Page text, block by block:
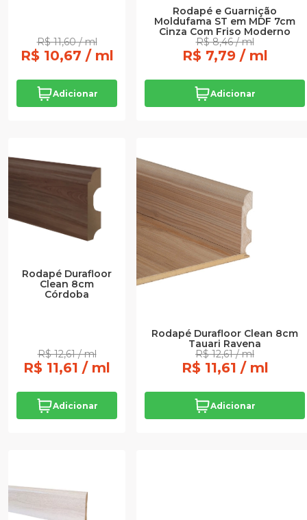
R$ 11,60 / ml
R$ 10,67 / ml
Adicionar
Rodapé e Guarnição
Moldufama ST em MDF 7cm
Cinza Com Friso Moderno
R$ 8,46 / ml
R$ 7,79 / ml
Adicionar
Rodapé Durafloor
Clean 8cm
Córdoba
R$ 12,61 / ml
R$ 11,61 / ml
Adicionar
Rodapé Durafloor Clean 8cm
Tauari Ravena
R$ 12,61 / ml
R$ 11,61 / ml
Adicionar